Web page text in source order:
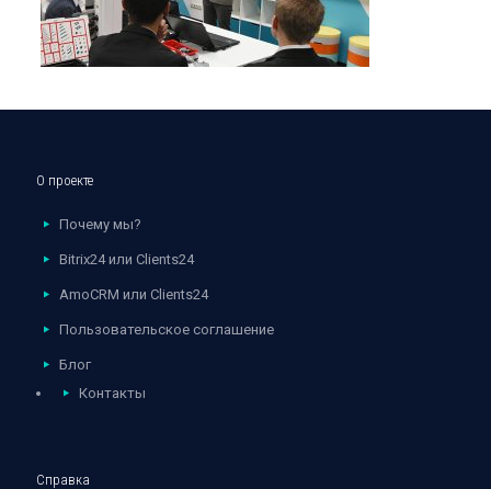
О проекте
Почему мы?
Bitrix24 или Clients24
AmoCRM или Clients24
Пользовательское соглашение
Блог
Контакты
Справка